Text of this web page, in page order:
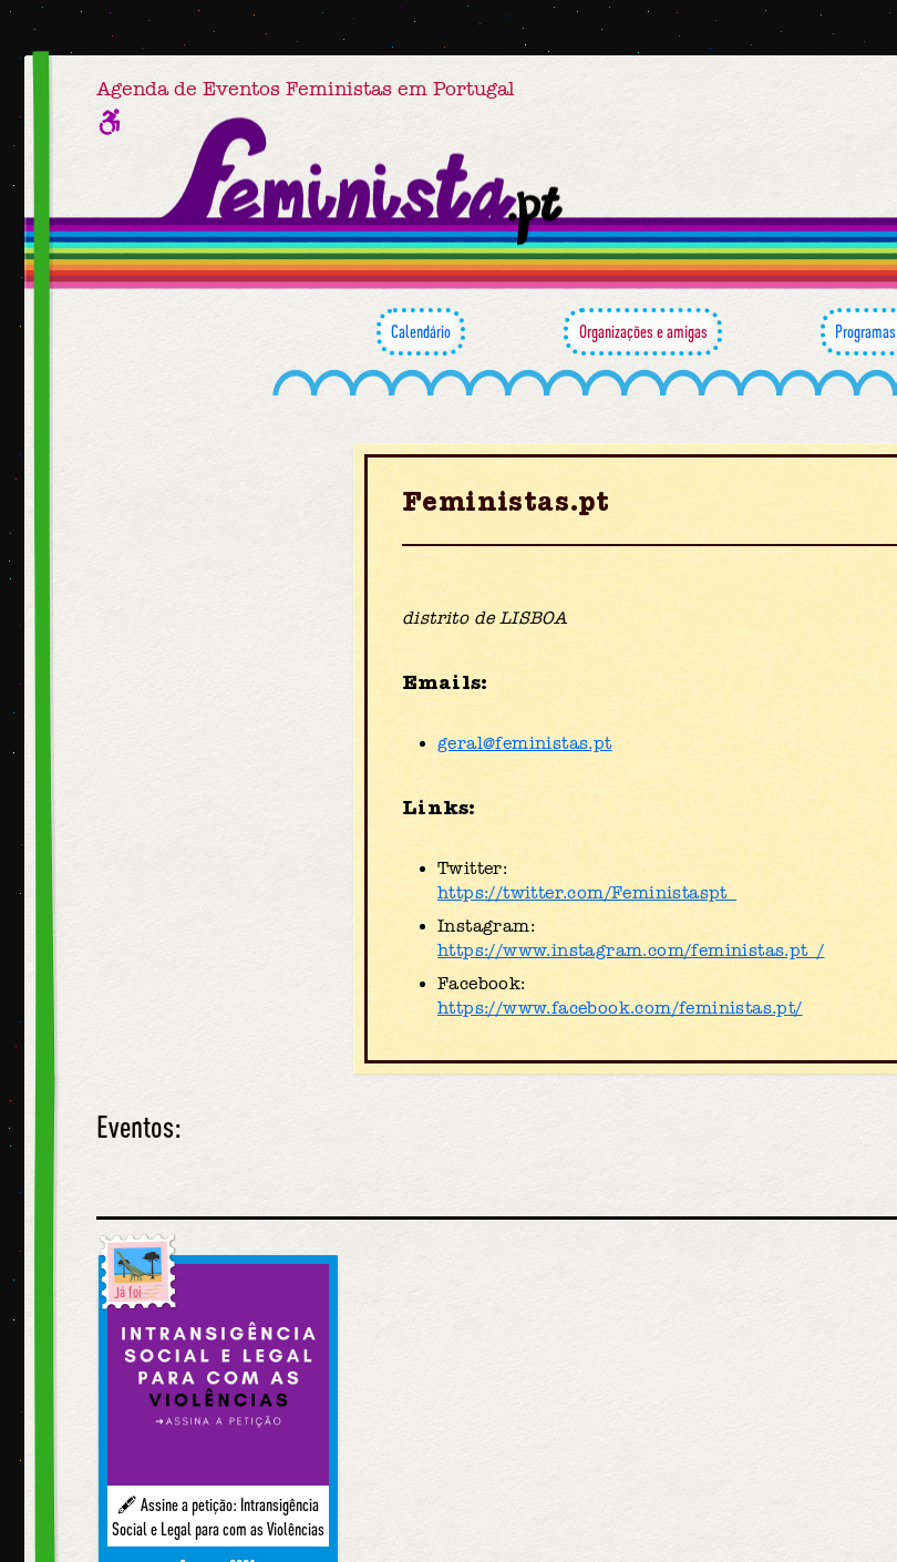
Agenda de Eventos Feministas em Portugal
Calendário Organizações e amigas Programas
Feministas.pt
distrito de LISBOA
Emails:
geral@feministas.pt
Links:
Twitter:
https://twitter.com/Feministaspt_
Instagram:
https://www.instagram.com/feministas.pt_/
Facebook:
https://www.facebook.com/feministas.pt/
Eventos:
Já foi
🖋 Assine a petição: Intransigência
Social e Legal para com as Violências